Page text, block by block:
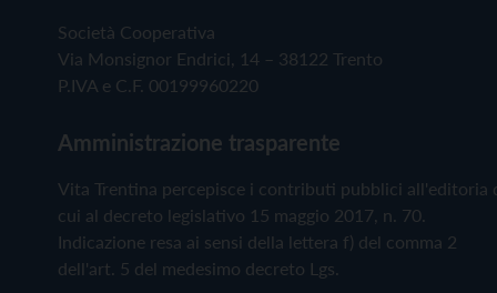
Società Cooperativa
Via Monsignor Endrici, 14 – 38122 Trento
P.IVA e C.F. 00199960220
Amministrazione trasparente
Vita Trentina percepisce i contributi pubblici all'editoria
cui al decreto legislativo 15 maggio 2017, n. 70.
Indicazione resa ai sensi della lettera f) del comma 2
dell'art. 5 del medesimo decreto Lgs.